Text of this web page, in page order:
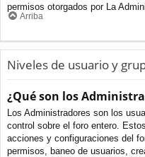
permisos otorgados por La
Arriba
Niveles de usuario y
¿Qué son los
Los Administradores son los
control sobre el foro entero.
acciones y configuraciones del
permisos, baneo de usuarios,